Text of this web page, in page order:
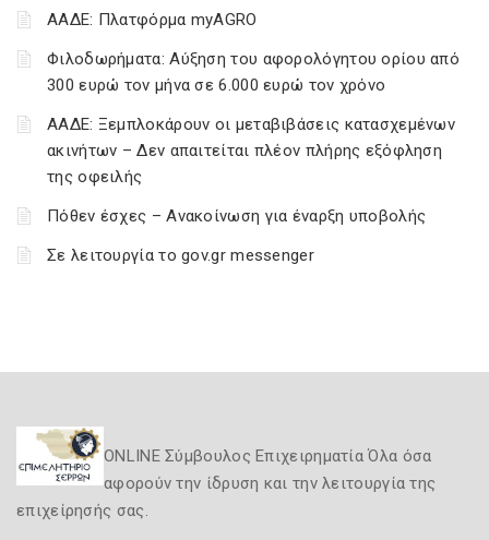
ΑΑΔΕ: Πλατφόρμα myAGRO
Φιλοδωρήματα: Αύξηση του αφορολόγητου ορίου από
300 ευρώ τον μήνα σε 6.000 ευρώ τον χρόνο
ΑΑΔΕ: Ξεμπλοκάρουν οι μεταβιβάσεις κατασχεμένων
ακινήτων – Δεν απαιτείται πλέον πλήρης εξόφληση
της οφειλής
Πόθεν έσχες – Ανακοίνωση για έναρξη υποβολής
Σε λειτουργία το gov.gr messenger
ONLINE Σύμβουλος Επιχειρηματία Όλα όσα
αφορούν την ίδρυση και την λειτουργία της
επιχείρησής σας.